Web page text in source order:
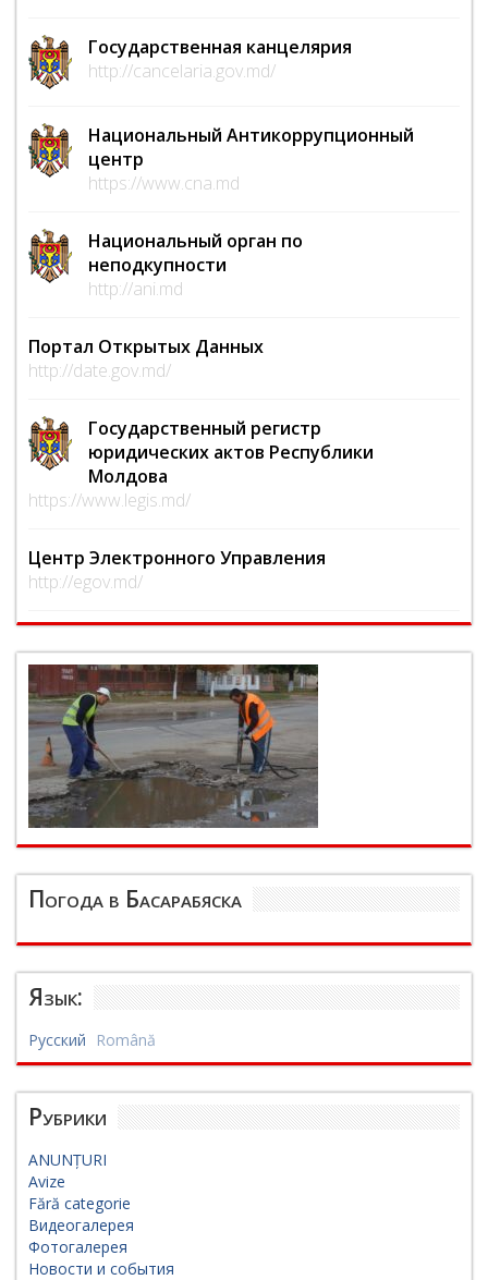
Государственная канцелярия
http://cancelaria.gov.md/
Национальный Антикоррупционный
центр
https://www.cna.md
Национальный орган по
неподкупности
http://ani.md
Портал Открытых Данных
http://date.gov.md/
Государственный регистр
юридических актов Республики
Молдова
https://www.legis.md/
Центр Электронного Управления
http://egov.md/
Погода в Басарабяска
Язык:
Русский Română
Рубрики
ANUNȚURI
Avize
Fără categorie
Видеогалерея
Фотогалерея
Новости и события